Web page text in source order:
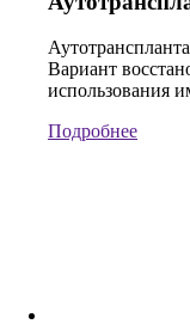
Вариант
использования
Подробнее